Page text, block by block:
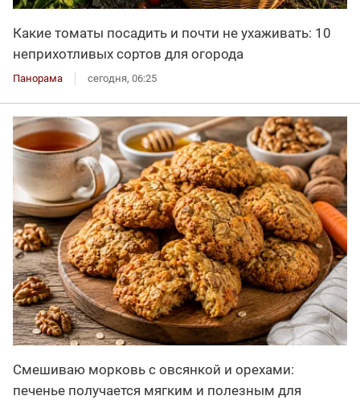
Какие томаты посадить и почти не ухаживать: 10
неприхотливых сортов для огорода
Панорама сегодня, 06:25
Смешиваю морковь с овсянкой и орехами:
печенье получается мягким и полезным для